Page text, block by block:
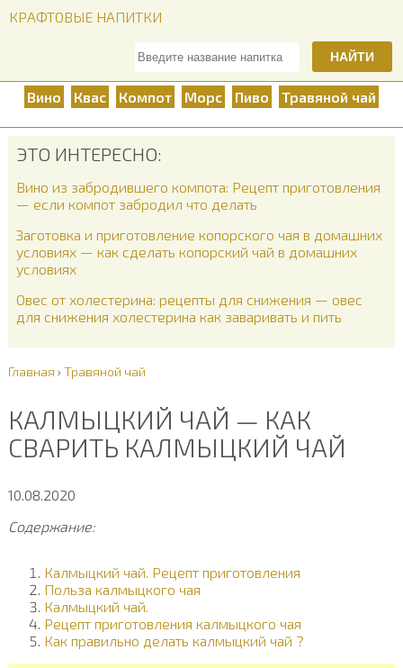
КРАФТОВЫЕ НАПИТКИ
НАЙТИ
Вино Квас Компот Морс Пиво Травяной чай
ЭТО ИНТЕРЕСНО:
Вино из забродившего компота: Рецепт приготовления
— если компот забродил что делать
Заготовка и приготовление копорского чая в домашних
условиях — как сделать копорский чай в домашних
условиях
Овес от холестерина: рецепты для снижения — овес
для снижения холестерина как заваривать и пить
Главная › Травяной чай
КАЛМЫЦКИЙ ЧАЙ — КАК
СВАРИТЬ КАЛМЫЦКИЙ ЧАЙ
10.08.2020
Содержание:
Калмыцкий чай. Рецепт приготовления
Польза калмыцкого чая
Калмыцкий чай.
Рецепт приготовления калмыцкого чая
Как правильно делать калмыцкий чай ?